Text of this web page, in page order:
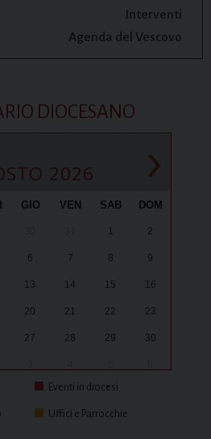
Interventi
Agenda del Vescovo
DIOCESANO
2026 ›
GIO VEN SAB DOM
1 2
6 7 8 9
13 14 15 16
20 21 22 23
27 28 29 30
Eventi in diocesi
Uffici e Parrocchie